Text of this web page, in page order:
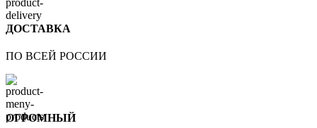
ДОСТАВКА
ПО ВСЕЙ РОССИИ
ОГРОМНЫЙ